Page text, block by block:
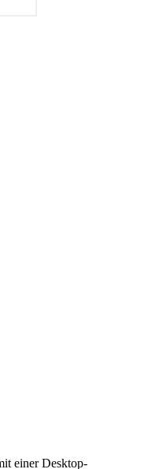
einer Desktop-